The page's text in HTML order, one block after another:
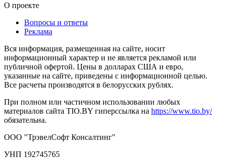
О проекте
Вопросы и ответы
Реклама
Вся информация, размещенная на сайте, носит
информационный характер и не является рекламой или
публичной офертой. Цены в долларах США и евро,
указанные на сайте, приведены с информационной целью.
Все расчеты производятся в белорусских рублях.
При полном или частичном использовании любых
материалов сайта TIO.BY гиперссылка на https://www.tio.by/
обязательна.
ООО "ТрэвелСофт Консалтинг"
УНП 192745765